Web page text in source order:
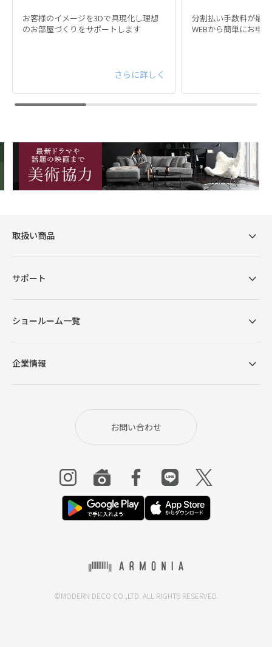
防カビ・抗菌加工を施す
め、常に清潔に保つこと
脚部には耐久性の高いス
優れた安定感をもたらし
お客様のイメージを3Dで具現化し理想
のお部屋づくりをサポートします
さらに詳しく
分割払い手数料が最
WEBから簡単にお申
取扱い商品
サポート
ショールーム一覧
企業情報
お問い合わせ
©MODERN DECO CO., LTD . ALL RIGHTS RESERVED.